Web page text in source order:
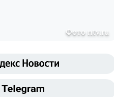
Фото ntv.ru